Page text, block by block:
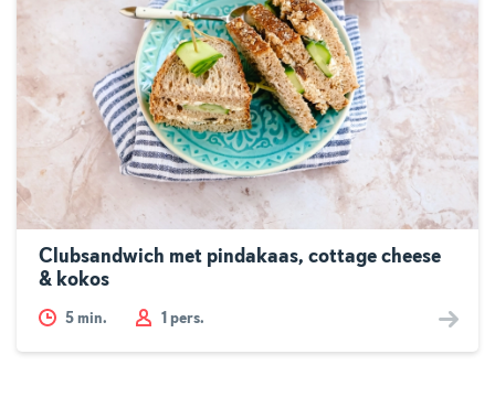
Clubsandwich met pindakaas, cottage cheese
& kokos
5 min. 1 pers.